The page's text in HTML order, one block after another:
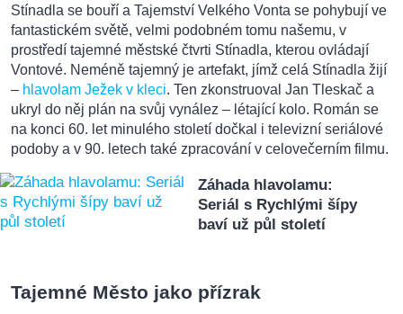
Stínadla se bouří a Tajemství Velkého Vonta se pohybují ve
fantastickém světě, velmi podobném tomu našemu, v
prostředí tajemné městské čtvrti Stínadla, kterou ovládají
Vontové. Neméně tajemný je artefakt, jímž celá Stínadla žijí
– hlavolam Ježek v kleci. Ten zkonstruoval Jan Tleskač a
ukryl do něj plán na svůj vynález – létající kolo. Román se
na konci 60. let minulého století dočkal i televizní seriálové
podoby a v 90. letech také zpracování v celovečerním filmu.
Záhada hlavolamu:
Seriál s Rychlými šípy
baví už půl století
Tajemné Město jako přízrak